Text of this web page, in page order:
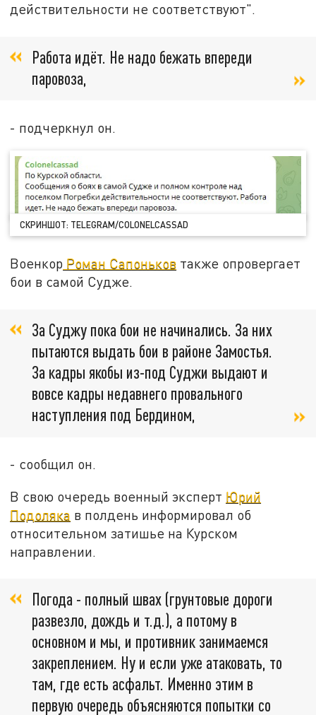
действительности не соответствуют".
Работа идёт. Не надо бежать впереди
паровоза,
- подчеркнул он.
СКРИНШОТ: TELEGRAM/COLONELCASSAD
Военкор Роман Сапоньков также опровергает
бои в самой Судже.
За Суджу пока бои не начинались. За них
пытаются выдать бои в районе Замостья.
За кадры якобы из-под Суджи выдают и
вовсе кадры недавнего провального
наступления под Бердином,
- сообщил он.
В свою очередь военный эксперт Юрий
Подоляка в полдень информировал об
относительном затишье на Курском
направлении.
Погода - полный швах (грунтовые дороги
развезло, дождь и т.д.), а потому в
основном и мы, и противник занимаемся
закреплением. Ну и если уже атаковать, то
там, где есть асфальт. Именно этим в
первую очередь объясняются попытки со